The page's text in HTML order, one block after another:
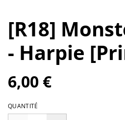
[R18]
- Harpie
6,00 €
QUANTITÉ